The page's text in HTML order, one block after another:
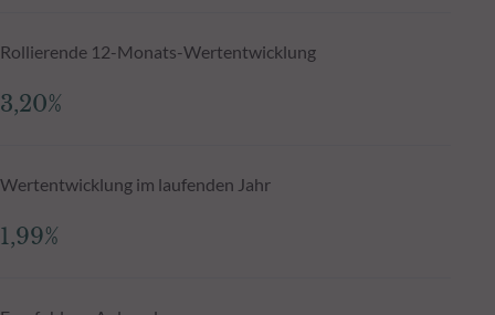
Rollierende 12-Monats-Wertentwicklung
3,20%
Wertentwicklung im laufenden Jahr
1,99%